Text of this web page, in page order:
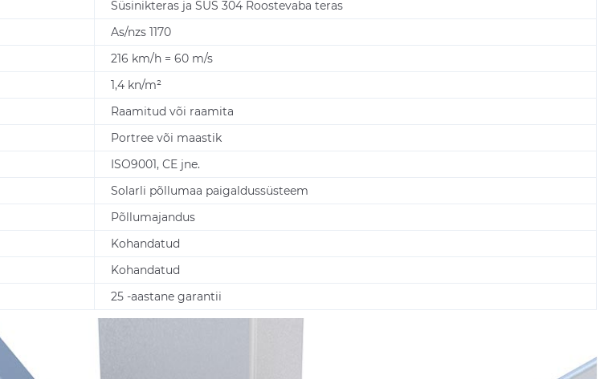
Süsinikteras ja SUS 304 Roostevaba teras
As/nzs 1170
216 km/h = 60 m/s
1,4 kn/m²
Raamitud või raamita
Portree või maastik
ISO9001, CE jne.
Solarli põllumaa paigaldussüsteem
Põllumajandus
Kohandatud
Kohandatud
25 -aastane garantii